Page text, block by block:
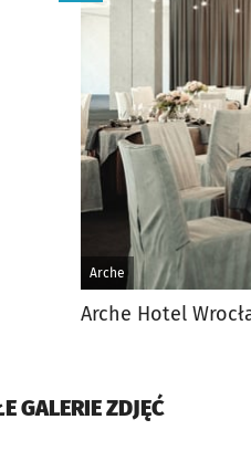
Arche
Arche Hotel
GALERIE ZDJĘĆ